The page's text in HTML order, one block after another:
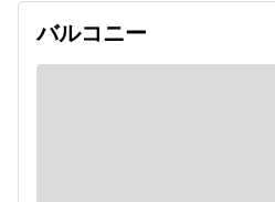
バルコニー